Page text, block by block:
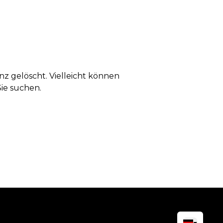
gelöscht. Vielleicht können
suchen.